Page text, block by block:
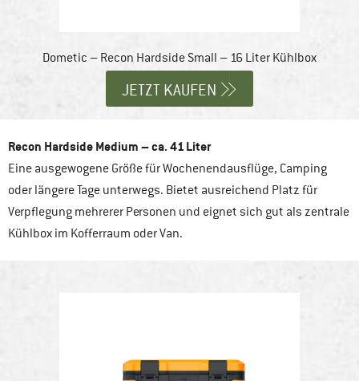
Dometic – Recon Hardside Small – 16 Liter Kühlbox
JETZT KAUFEN
Recon Hardside Medium – ca. 41 Liter
Eine ausgewogene Größe für Wochenendausflüge, Camping
oder längere Tage unterwegs. Bietet ausreichend Platz für
Verpflegung mehrerer Personen und eignet sich gut als zentrale
Kühlbox im Kofferraum oder Van.